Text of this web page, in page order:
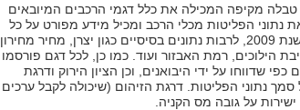
מקיפה המכילה את כלל דגמי הרכבים המיובאים
נתוני הפליטות מכלי הרכב ומכיל מידע מפורט על כל
דגמי הרכב שנרשמו בשנת 2009, לרבות נתונים בסיסיים כגון יצרן, מחיר מחירון,
הילוכים, רמת האבזור ועוד. כמו כן, לכל דגם פורסמו
שדווחו על ידי היבואנים, וכן הציון הירוק ודרגת
נתוני הפליטות. דרגת הזיהום (שיכולה לקבל ערכים